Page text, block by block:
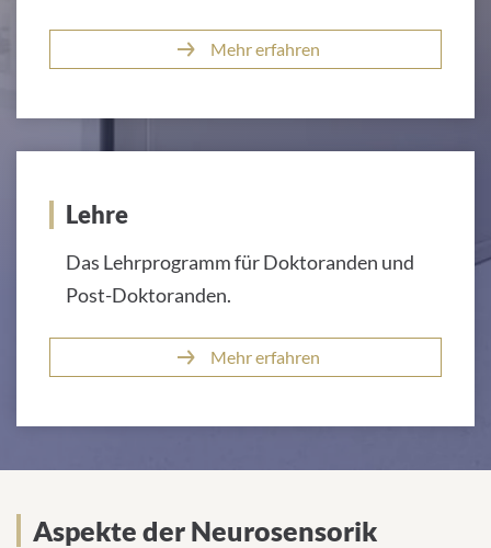
Mehr erfahren
Lehre
Das Lehrprogramm für Doktoranden und
Post-Doktoranden.
Mehr erfahren
Aspekte
Aspekte der Neurosensorik